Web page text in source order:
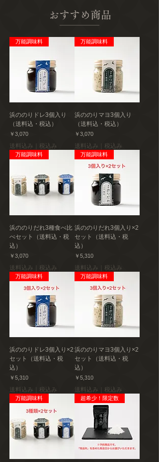
発送種別
主要産地
千葉県
チョウシ・チアーズ株式会社
おすすめ商品
万能調味料
浜ののりドレ3個入り
（送料込・税込）
価格
￥3,070
送料込み｜税込み
万能調味料
浜ののりマヨ3個入り
（送料込・税込）
価格
￥3,070
送料込み｜税込み
万能調味料
浜ののりだれ3種食べ比
べセット（送料込・税
込）
価格
￥3,070
送料込み｜税込み
万能調味料
浜ののりだれ3個入り×2
セット（送料込・税
込）
価格
￥5,310
送料込み｜税込み
万能調味料
浜ののりドレ3個入り×2
セット（送料込・税
込）
価格
￥5,310
送料込み｜税込み
万能調味料
浜ののりマヨ3個入り×2
セット（送料込・税
込）
価格
￥5,310
送料込み｜税込み
万能調味料 超希少！限定数